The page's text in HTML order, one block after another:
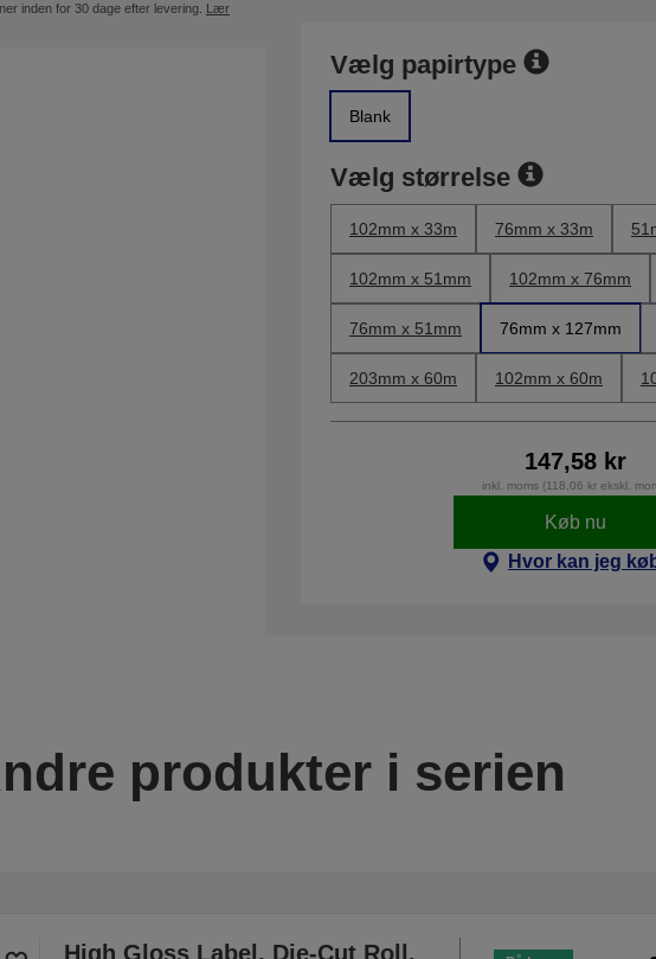
inden for 30 dage efter levering. Lær
Vælg papirtype
Blank
Vælg størrelse
102mm x 33m 76mm x 33m
102mm x 51mm 102mm x 76mm
76mm x 51mm 76mm x 127mm
203mm x 60m 102mm x 60m
147,58 kr
inkl. moms (118,06 kr ekskl.
Køb nu
Hvor kan jeg
produkter i serien
High Gloss Label, Die-Cut Roll,